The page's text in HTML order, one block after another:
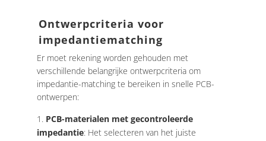
Ontwerpcriteria voor
impedantiematching
Er moet rekening worden gehouden met
verschillende belangrijke ontwerpcriteria om
impedantie-matching te bereiken in snelle PCB-
ontwerpen:
PCB-materialen met gecontroleerde
impedantie: Het selecteren van het juiste